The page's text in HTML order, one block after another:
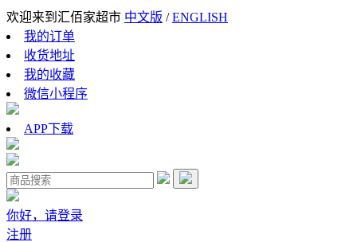
欢迎来到汇佰家超市 中文版 /ENGLISH
我的订单
收货地址
我的收藏
微信小程序
APP下载
你好，请登录
注册